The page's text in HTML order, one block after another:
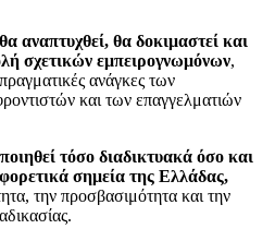
αναπτυχθεί, θα δοκιμαστεί και
σχετικών εμπειρογνωμόνων,
ανάγκες των
και των επαγγελματιών
τόσο διαδικτυακά όσο και
σημεία της Ελλάδας,
την προσβασιμότητα και την